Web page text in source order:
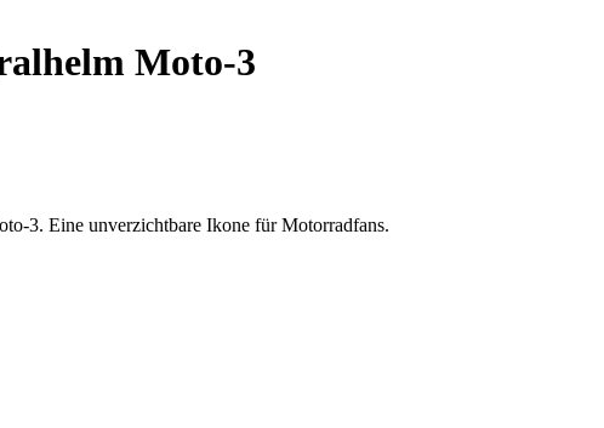
Moto-3
3. Eine unverzichtbare Ikone für Motorradfans.